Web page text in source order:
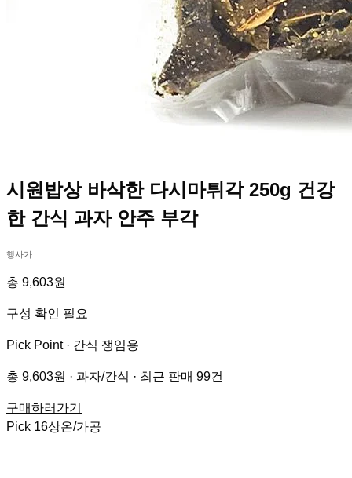
시원밥상 바삭한 다시마튀각 250g 건강
한 간식 과자 안주 부각
행사가
총 9,603원
구성 확인 필요
Pick Point · 간식 쟁임용
총 9,603원 · 과자/간식 · 최근 판매 99건
구매하러가기
Pick 16상온/가공